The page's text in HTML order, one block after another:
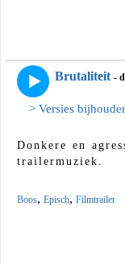
Brutaliteit -
> Versies
Donkere en
trailermuziek.
Boos, Episch, Filmtrailer